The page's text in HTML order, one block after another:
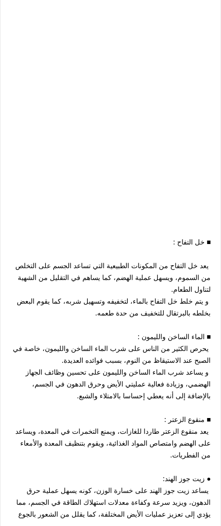
■ خل التفاح :
يعد خل التفاح من المكونات الطبيعية التي تساعد الجسم على التخلص
من السموم، ويسهل عملية الهضم، كما يساهم في التقليل من الشهية
لتناول الطعام.
و يتم خلط خل التفاح بالماء، لتخفيفه وتسهيل شربه، كما يقوم البعض
بخلطه بالبرتقال للتخفيف من حدة طعمه.
■ الماء الساخن والليمون :
يحرص الكثير من الناس على شرب الماء الساخن والليمون، خاصة في
الصبح عند الاستيقاظ من النوم، بسبب فوائده العديدة.
و يساعد شرب الماء الساخن والليمون على تحسين وظائف الجهاز
الهضمي، وزيادة فعالية عمليتي الأيض وحرق الدهون في الجسم،
بالإضافة إلى أنه يعطي إحساسا بالامتلاء والشبع.
■ منقوع الزعتر :
يعد منقوع الزعتر طاردا للغازات، ويمنع التخمرات في المعدة، ويساعد
على الهضم وامتصاص المواد الغذائية، ويقوم بتنظيف المعدة والأمعاء
من الفطريات.
● زيت جوز الهند:
يساعد زيت جوز الهند على خسارة الوزن، كونه يسهل عملية حرق
الدهون، ويزيد سرعة وكفاءة معدلات استهلاك الطاقة في الجسم، مما
يؤدي إلى تعزيز عمليات الأيض المختلفة، كما يقلل من الشعور بالجوع